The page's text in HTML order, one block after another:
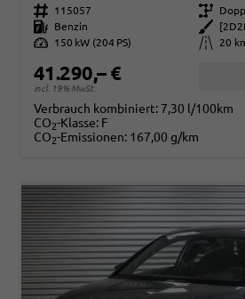
Fahrzeugnr. 115057 Getriebe
Kraftstoff
Benzin Außenfarbe
Leistung
150 kW (204 PS) Kilometerstand 20
41.290,– €
incl. 19% MwSt.
Verbrauch kombiniert: 7,30 l/100km
CO2-Klasse: F
CO2-Emissionen: 167,00 g/km